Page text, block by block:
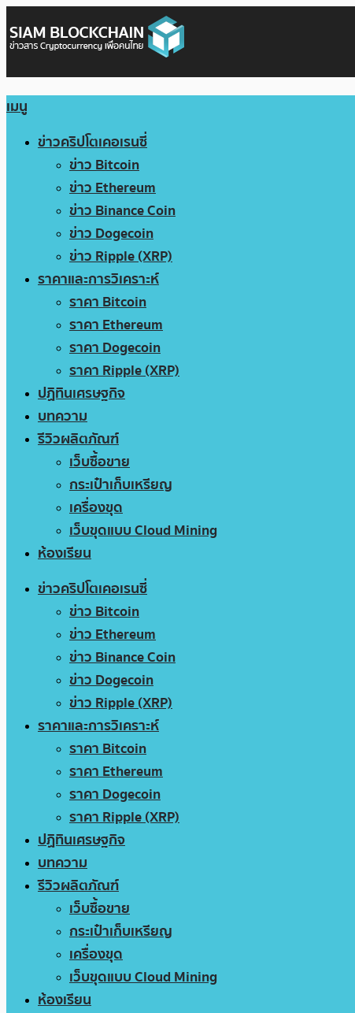
เมนู
ข่าวคริปโตเคอเรนซี่
ข่าว Bitcoin
ข่าว Ethereum
ข่าว Binance Coin
ข่าว Dogecoin
ข่าว Ripple (XRP)
ราคาและการวิเคราะห์
ราคา Bitcoin
ราคา Ethereum
ราคา Dogecoin
ราคา Ripple (XRP)
ปฏิทินเศรษฐกิจ
บทความ
รีวิวผลิตภัณฑ์
เว็บซื้อขาย
กระเป๋าเก็บเหรียญ
เครื่องขุด
เว็บขุดแบบ Cloud Mining
ห้องเรียน
ข่าวคริปโตเคอเรนซี่
ข่าว Bitcoin
ข่าว Ethereum
ข่าว Binance Coin
ข่าว Dogecoin
ข่าว Ripple (XRP)
ราคาและการวิเคราะห์
ราคา Bitcoin
ราคา Ethereum
ราคา Dogecoin
ราคา Ripple (XRP)
ปฏิทินเศรษฐกิจ
บทความ
รีวิวผลิตภัณฑ์
เว็บซื้อขาย
กระเป๋าเก็บเหรียญ
เครื่องขุด
เว็บขุดแบบ Cloud Mining
ห้องเรียน